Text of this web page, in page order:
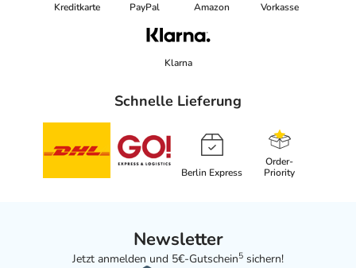
Kreditkarte PayPal Amazon Vorkasse
Klarna
Schnelle Lieferung
Berlin Express
Order-
Priority
Newsletter
Jetzt anmelden und 5€-Gutschein5 sichern!